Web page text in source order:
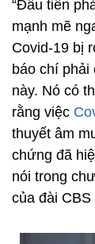
“Đầu tiên
mạnh mẽ
Covid-19 bị
báo chí phải
này. Nó có
rằng việc
thuyết âm
chứng đã
nói trong
của đài